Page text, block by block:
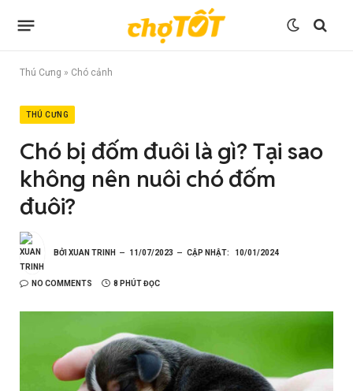
Thú Cưng » Chó cảnh
THÚ CƯNG
Chó bị đốm đuôi là gì? Tại sao
không nên nuôi chó đốm
đuôi?
BỞI XUAN TRINH 11/07/2023 CẬP NHẬT: 10/01/2024
NO COMMENTS 8 PHÚT ĐỌC